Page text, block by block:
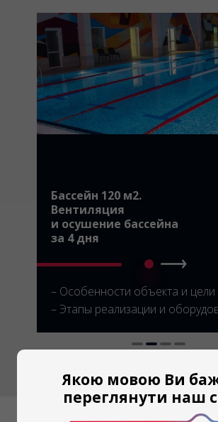
Как высушить жидкие обои
часа
Якою мовою Ви
переглянути наш